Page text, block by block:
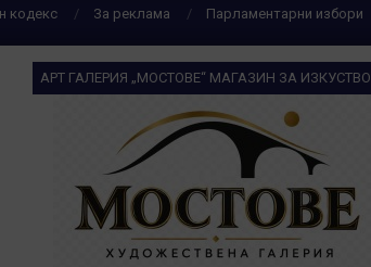
кодекс За реклама
Парламентарни избори
АРТ ГАЛЕРИЯ „МОСТОВЕ“ МАГАЗИН ЗА ИЗКУСТВО